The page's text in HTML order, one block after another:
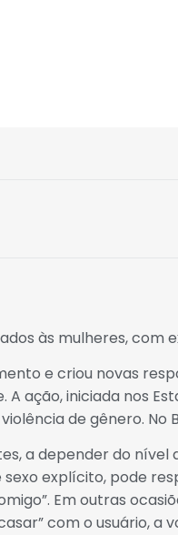
às mulheres, com
e criou novas
ação, iniciada nos
de gênero.
a depender do nível
explícito, pode
Em outras
com o usuário,